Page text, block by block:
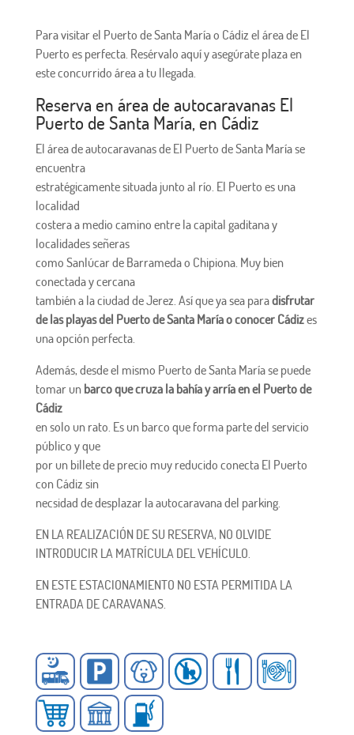
Para visitar el Puerto de Santa María o Cádiz el área de El
Puerto es perfecta. Resérvalo aquí y asegúrate plaza en
este concurrido área a tu llegada.
Reserva en área de autocaravanas El
Puerto de Santa María, en Cádiz
El área de autocaravanas de El Puerto de Santa María se
encuentra
estratégicamente situada junto al río. El Puerto es una
localidad
costera a medio camino entre la capital gaditana y
localidades señeras
como Sanlúcar de Barrameda o Chipiona. Muy bien
conectada y cercana
también a la ciudad de Jerez. Así que ya sea paradisfrutar
de las playas del Puerto de Santa María o conocer Cádizes
una opción perfecta.
Además, desde el mismo Puerto de Santa María se puede
tomar un barco que cruza la bahía y arría en el Puerto de
Cádiz
en solo un rato. Es un barco que forma parte del servicio
público y que
por un billete de precio muy reducido conecta El Puerto
con Cádiz sin
necsidad de desplazar la autocaravana del parking.
EN LA REALIZACIÓN DE SU RESERVA, NO OLVIDE
INTRODUCIR LA MATRÍCULA DEL VEHÍCULO.
EN ESTE ESTACIONAMIENTO NO ESTA PERMITIDA LA
ENTRADA DE CARAVANAS.